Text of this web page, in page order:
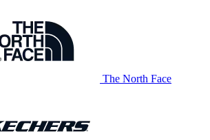
The North Face